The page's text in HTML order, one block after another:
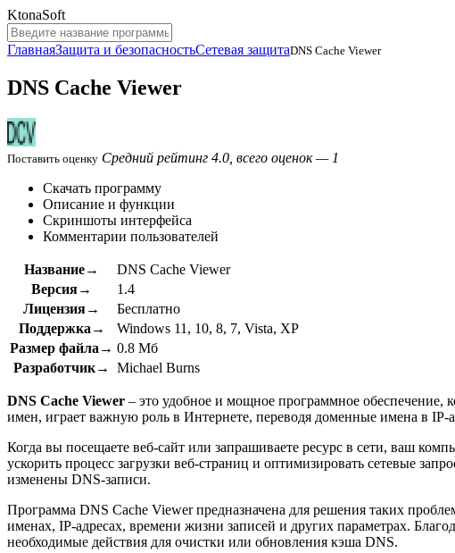
KtonaSoft
ГлавнаяЗащита и безопасностьСетевая защитаDNS Cache Viewer
DNS Cache Viewer
Поставить оценку Средний рейтинг 4.0, всего оценок — 1
Скачать программу
Описание и функции
Скриншоты интерфейса
Комментарии пользователей
Название→
DNS Cache Viewer
Версия→
1.4
Лицензия→
Бесплатно
Поддержка→
Windows 11, 10, 8, 7, Vista, XP
Размер файла→ 0.8 Мб
Разработчик→
Michael Burns
DNS Cache Viewer – это удобное и мощное программное обеспечение,
имен, играет важную роль в Интернете, переводя доменные имена в IP-
Когда вы посещаете веб-сайт или запрашиваете ресурс в сети, ваш
ускорить процесс загрузки веб-страниц и оптимизировать сетевые
изменены DNS-записи.
Программа DNS Cache Viewer предназначена для решения таких
именах, IP-адресах, времени жизни записей и других параметрах.
необходимые действия для очистки или обновления кэша DNS.